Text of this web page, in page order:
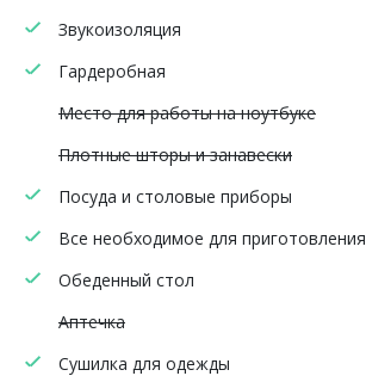
Звукоизоляция
Гардеробная
Место для работы на ноутбуке
Плотные шторы и занавески
Посуда и столовые приборы
Все необходимое для
Обеденный стол
Аптечка
Сушилка для одежды